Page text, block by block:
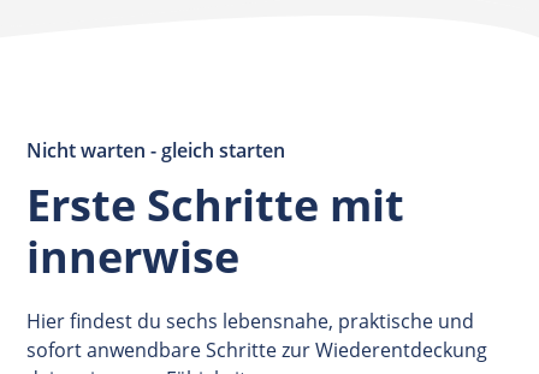
Nicht warten - gleich starten
Erste Schritte mit
innerwise
Hier findest du sechs lebensnahe, praktische und
sofort anwendbare Schritte zur Wiederentdeckung